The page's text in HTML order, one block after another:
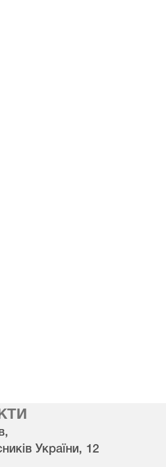
України, 12